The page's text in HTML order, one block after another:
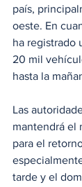
país,
oeste. En
ha registrado
20 mil
hasta la
Las
mantendrá el
para el
tarde y el